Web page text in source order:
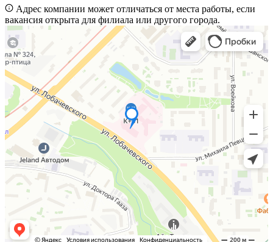
Адрес компании может отличаться от места работы, если
вакансия открыта для филиала или другого города.